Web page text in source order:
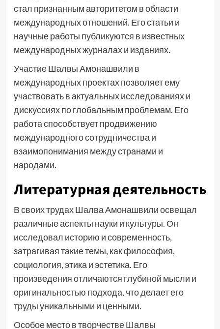
стал признанным авторитетом в области
международных отношений. Его статьи и
научные работы публикуются в известных
международных журналах и изданиях.
Участие Шалвы Амонашвили в
международных проектах позволяет ему
участвовать в актуальных исследованиях и
дискуссиях по глобальным проблемам. Его
работа способствует продвижению
международного сотрудничества и
взаимопонимания между странами и
народами.
Литературная деятельность
В своих трудах Шалва Амонашвили освещал
различные аспекты науки и культуры. Он
исследовал историю и современность,
затрагивая такие темы, как философия,
социология, этика и эстетика. Его
произведения отличаются глубиной мысли и
оригинальностью подхода, что делает его
труды уникальными и ценными.
Особое место в творчестве Шалвы